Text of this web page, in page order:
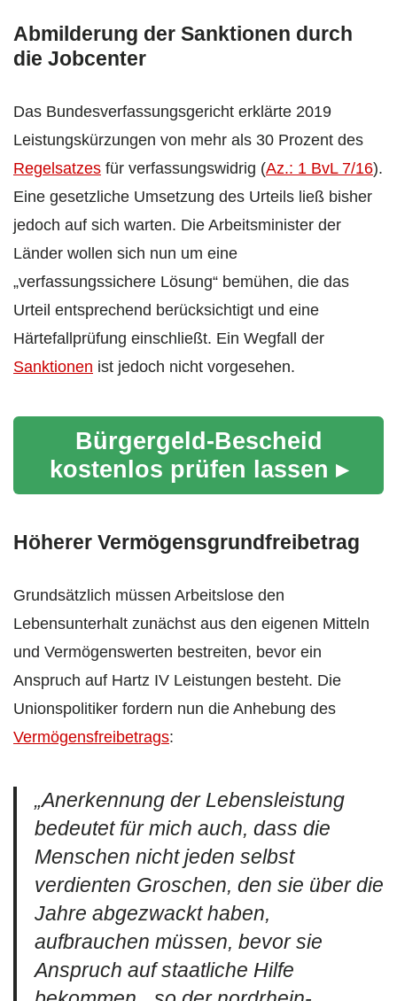
Abmilderung der Sanktionen durch
die Jobcenter
Das Bundesverfassungsgericht erklärte 2019
Leistungskürzungen von mehr als 30 Prozent des
Regelsatzes für verfassungswidrig (Az.: 1 BvL 7/16).
Eine gesetzliche Umsetzung des Urteils ließ bisher
jedoch auf sich warten. Die Arbeitsminister der
Länder wollen sich nun um eine
„verfassungssichere Lösung“ bemühen, die das
Urteil entsprechend berücksichtigt und eine
Härtefallprüfung einschließt. Ein Wegfall der
Sanktionen ist jedoch nicht vorgesehen.
Bürgergeld-Bescheid
kostenlos prüfen lassen ▸
Höherer Vermögensgrundfreibetrag
Grundsätzlich müssen Arbeitslose den
Lebensunterhalt zunächst aus den eigenen Mitteln
und Vermögenswerten bestreiten, bevor ein
Anspruch auf Hartz IV Leistungen besteht. Die
Unionspolitiker fordern nun die Anhebung des
Vermögensfreibetrags:
„Anerkennung der Lebensleistung
bedeutet für mich auch, dass die
Menschen nicht jeden selbst
verdienten Groschen, den sie über die
Jahre abgezwackt haben,
aufbrauchen müssen, bevor sie
Anspruch auf staatliche Hilfe